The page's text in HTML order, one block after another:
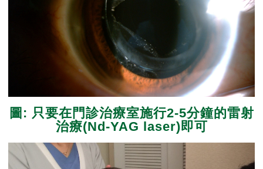
圖: 只要在門診治療室施行2-5分鐘的雷射
治療(Nd-YAG laser)即可